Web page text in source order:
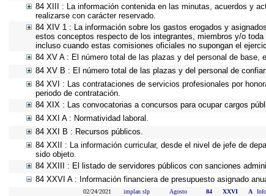
84 XIII : La información contenida en las minutas, acuerdos y
realizarse con carácter reservado.
84 XIV 1 : La información sobre los gastos erogados y
estos conceptos respecto de los integrantes, miembros y/o
incluso cuando estas comisiones oficiales no supongan el
84 XV A : El número total de las plazas y del personal de
84 XV B : El número total de las plazas y del personal de
84 XVI : Las contrataciones de servicios profesionales por
periodo de contratación.
84 XIX : Las convocatorias a concursos para ocupar cargos
84 XXI A : Normatividad laboral.
84 XXI B : Recursos públicos.
84 XXII : La información curricular, desde el nivel de jefe de
sido objeto.
84 XXIII : El listado de servidores públicos con sanciones
84 XXVI A : Información financiera de presupuesto asignado
02/24/2021 implan slp Agosto 84 XXVI A